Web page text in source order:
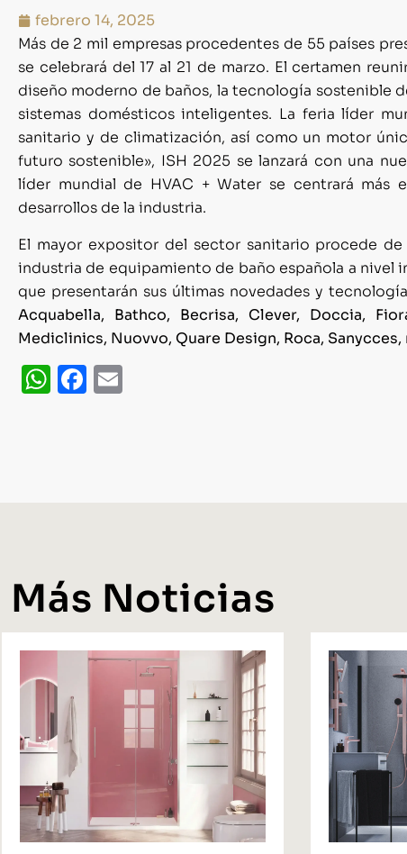
febrero 14, 2025
Más de 2 mil empresas procedentes de 55 países
se celebrará del 17 al 21 de marzo. El certamen
diseño moderno de baños, la tecnología sostenible
sistemas domésticos inteligentes. La feria líder
sanitario y de climatización, así como un motor
futuro sostenible», ISH 2025 se lanzará con una
líder mundial de HVAC + Water se centrará
desarrollos de la industria.
El mayor expositor del sector sanitario procede
industria de equipamiento de baño española a nivel
que presentarán sus últimas novedades y
Acquabella, Bathco, Becrisa, Clever, Doccia,
Mediclinics, Nuovvo, Quare Design, Roca,
WhatsApp
Facebook
Más Noticias